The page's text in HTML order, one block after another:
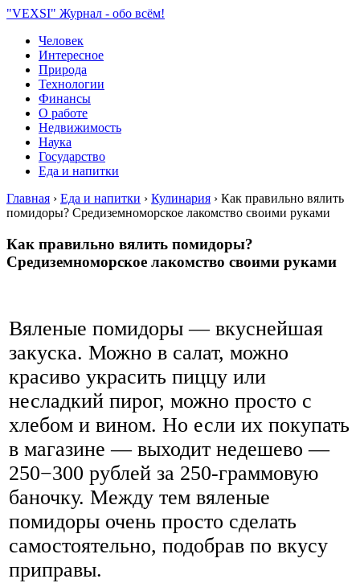
"VEXSI" Журнал - обо всём!
Человек
Интересное
Природа
Технологии
Финансы
О работе
Недвижимость
Наука
Государство
Еда и напитки
Главная › Еда и напитки › Кулинария › Как правильно вялить
помидоры? Средиземноморское лакомство своими руками
Как правильно вялить помидоры?
Средиземноморское лакомство своими руками
Вяленые помидоры — вкуснейшая
закуска. Можно в салат, можно
красиво украсить пиццу или
несладкий пирог, можно просто с
хлебом и вином. Но если их покупать
в магазине — выходит недешево —
250−300 рублей за 250-граммовую
баночку. Между тем вяленые
помидоры очень просто сделать
самостоятельно, подобрав по вкусу
приправы.